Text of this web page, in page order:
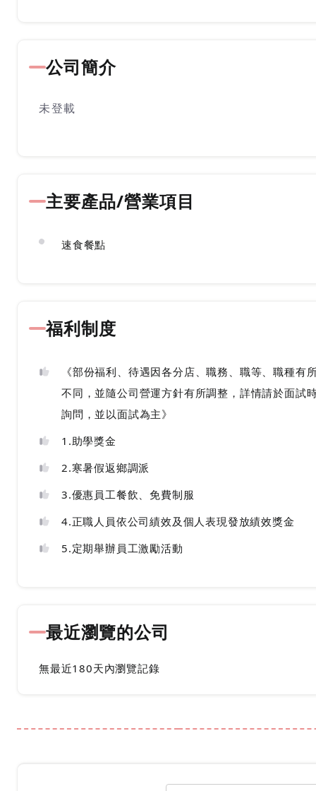
公司簡介
未登載
主要產品/營業項目
速食餐點
福利制度
《部份福利、待遇因各分店、職務、職等、職種有
不同，並隨公司營運方針有所調整，詳情請於面試
詢問，並以面試為主》
1.助學獎金
2.寒暑假返鄉調派
3.優惠員工餐飲、免費制服
4.正職人員依公司績效及個人表現發放績效獎金
5.定期舉辦員工激勵活動
最近瀏覽的公司
無最近180天內瀏覽記錄